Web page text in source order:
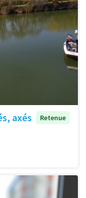
axés
Retenue